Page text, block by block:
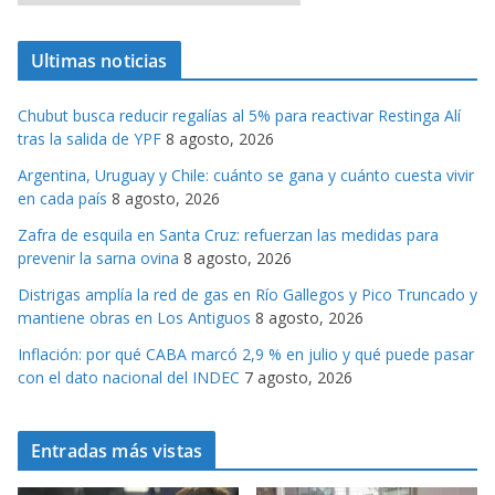
a
t
o
r
i
a
s
Ultimas noticias
Chubut busca reducir regalías al 5% para reactivar Restinga Alí
tras la salida de YPF 8 agosto, 2026
Argentina, Uruguay y Chile: cuánto se gana y cuánto cuesta vivir
en cada país 8 agosto, 2026
Zafra de esquila en Santa Cruz: refuerzan las medidas para
prevenir la sarna ovina 8 agosto, 2026
Distrigas amplía la red de gas en Río Gallegos y Pico Truncado y
mantiene obras en Los Antiguos 8 agosto, 2026
Inflación: por qué CABA marcó 2,9 % en julio y qué puede pasar
con el dato nacional del INDEC 7 agosto, 2026
Entradas más vistas